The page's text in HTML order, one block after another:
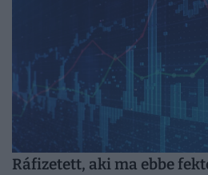
Ráfizetett, aki ma ebbe